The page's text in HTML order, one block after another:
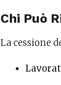
Chi Può
La cessione